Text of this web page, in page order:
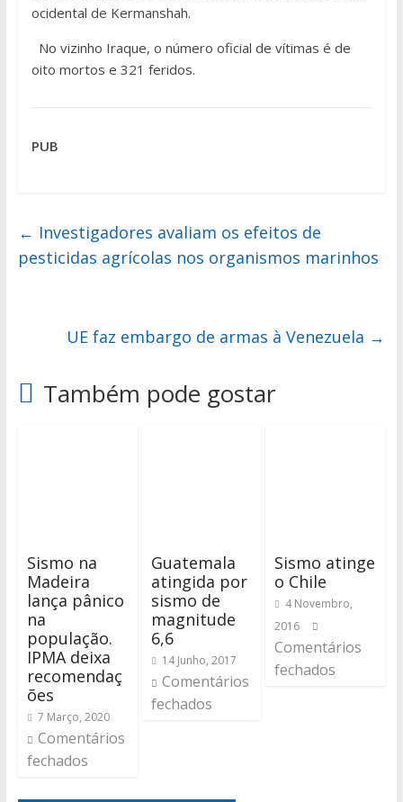
ocidental de Kermanshah.
No vizinho Iraque, o número oficial de vítimas é de
oito mortos e 321 feridos.
PUB
← Investigadores avaliam os efeitos de
pesticidas agrícolas nos organismos marinhos
UE faz embargo de armas à Venezuela →
Também pode gostar
Sismo na
Madeira
lança pânico
na
população.
IPMA deixa
recomendaç
ões
7 Março, 2020
Comentários
fechados
Guatemala
atingida por
sismo de
magnitude
6,6
14 Junho, 2017
Comentários
fechados
Sismo atinge
o Chile
4 Novembro,
2016
Comentários
fechados